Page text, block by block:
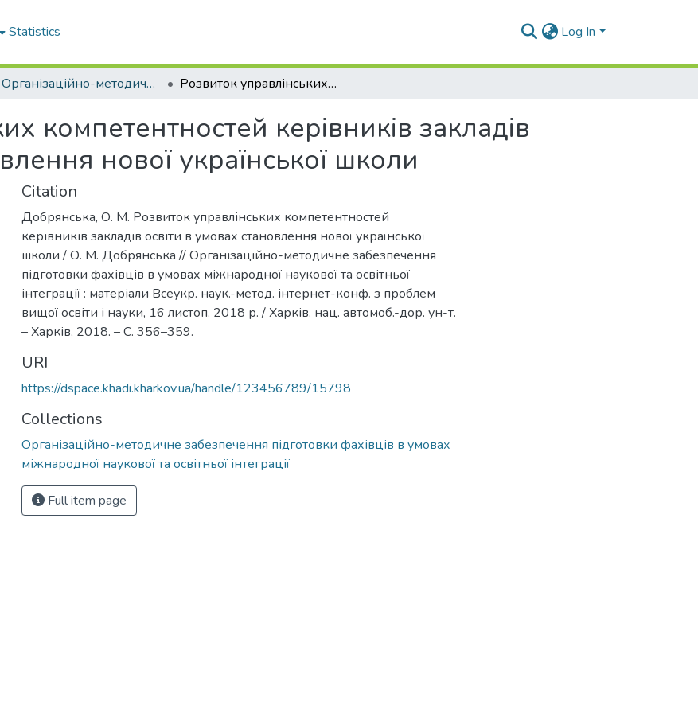
Statistics Log In
Організаційно-методичне забезпечення підготовки фахівців в умовах міжнародної наукової та освітньої інтеграції Розвиток управлінських компетентностей керівників закладів освіти в умовах становлення нової української школи
компетентностей керівників закладів
нової української школи
Citation
Добрянська, О. М. Розвиток управлінських компетентностей
керівників закладів освіти в умовах становлення нової української
школи / О. М. Добрянська // Організаційно-методичне забезпечення
підготовки фахівців в умовах міжнародної наукової та освітньої
інтеграції : матеріали Всеукр. наук.-метод. інтернет-конф. з проблем
вищої освіти і науки, 16 листоп. 2018 р. / Харків. нац. автомоб.-дор. ун-т.
– Харків, 2018. – С. 356–359.
URI
https://dspace.khadi.kharkov.ua/handle/123456789/15798
Collections
Організаційно-методичне забезпечення підготовки фахівців в умовах
міжнародної наукової та освітньої інтеграції
Full item page